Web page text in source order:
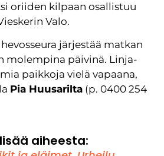
oriiden kilpaan osallistuu
Valo.
järjestää matkan
molempina päivinä. Linja-
paikkoja vielä vapaana,
Pia Huusarilta (p. 0400 254
aiheesta: